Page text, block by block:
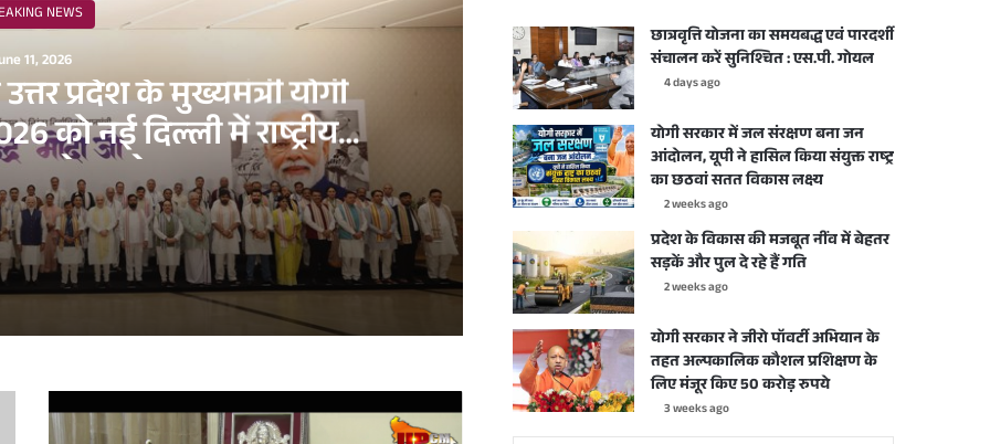
NEWS
11, 2026
उत्तर प्रदेश के मुख्यमंत्री योगी
को नई दिल्ली में राष्ट्रीय
सम्मेलन के अवसर पर
प्रधानमंत्री नरेन्द्र मोदी व उत्तर प्रदेश के मुख्यमंत्री योगी आदित्यनाथ 10 जून, 2026 को नई दिल्ली में राष्ट्रीय जनतांत्रिक गठबंधन सम्मेलन के अवसर पर
को हार्दिक बधाई और शुभकामनाएं दीं
छात्रवृत्ति योजना का समयबद्ध एवं पारदर्शी
संचालन करें सुनिश्चित : एस.पी. गोयल
4 days ago
योगी सरकार में जल संरक्षण बना जन
आंदोलन, यूपी ने हासिल किया संयुक्त राष्ट्र
का छठवां सतत विकास लक्ष्य
2 weeks ago
प्रदेश के विकास की मजबूत नींव में बेहतर
सड़कें और पुल दे रहे हैं गति
2 weeks ago
योगी सरकार ने जीरो पॉवर्टी अभियान के
तहत अल्पकालिक कौशल प्रशिक्षण के
लिए मंजूर किए 50 करोड़ रुपये
3 weeks ago